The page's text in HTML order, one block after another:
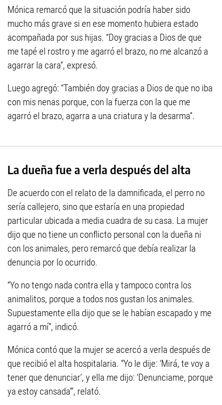
Mónica remarcó que la situación podría haber sido
mucho más grave si en ese momento hubiera estado
acompañada por sus hijas. “Doy gracias a Dios de que
me tapé el rostro y me agarró el brazo, no me alcanzó a
agarrar la cara”, expresó.
Luego agregó: “También doy gracias a Dios de que no iba
con mis nenas porque, con la fuerza con la que me
agarró el brazo, agarra a una criatura y la desarma”.
La dueña fue a verla después del alta
De acuerdo con el relato de la damnificada, el perro no
sería callejero, sino que estaría en una propiedad
particular ubicada a media cuadra de su casa. La mujer
dijo que no tiene un conflicto personal con la dueña ni
con los animales, pero remarcó que debía realizar la
denuncia por lo ocurrido.
“Yo no tengo nada contra ella y tampoco contra los
animalitos, porque a todos nos gustan los animales.
Supuestamente ella dijo que se le habían escapado y me
agarró a mí”, indicó.
Mónica contó que la mujer se acercó a verla después de
que recibió el alta hospitalaria. “Yo le dije: ‘Mirá, te voy a
tener que denunciar’, y ella me dijo: ‘Denunciame, porque
ya estoy cansada’”, relató.